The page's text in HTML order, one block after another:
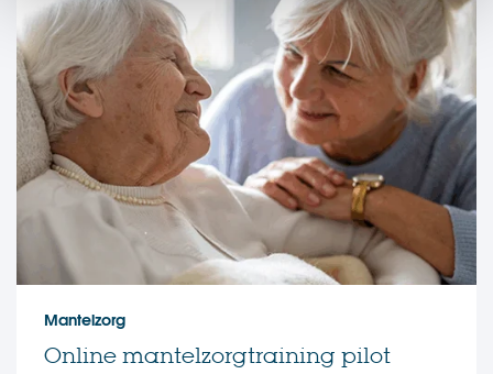
Mantelzorg
Online mantelzorgtraining pilot